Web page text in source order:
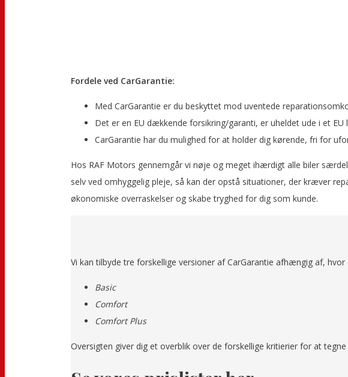
Fordele ved CarGarantie:
Med CarGarantie er du beskyttet mod uventede
Det er en EU dækkende forsikring/garanti, er uheldet ude i et EU
CarGarantie har du mulighed for at holder dig kørende, fri for
Hos RAF Motors gennemgår vi nøje og meget ihærdigt alle biler
selv ved omhyggelig pleje, så kan der opstå situationer, der kræver
økonomiske overraskelser og skabe tryghed for dig som kunde.
Vi kan tilbyde tre forskellige versioner af CarGarantie afhængig af,
Basic
Comfort
Comfort Plus
Oversigten giver dig et overblik over de forskellige kritierier for at